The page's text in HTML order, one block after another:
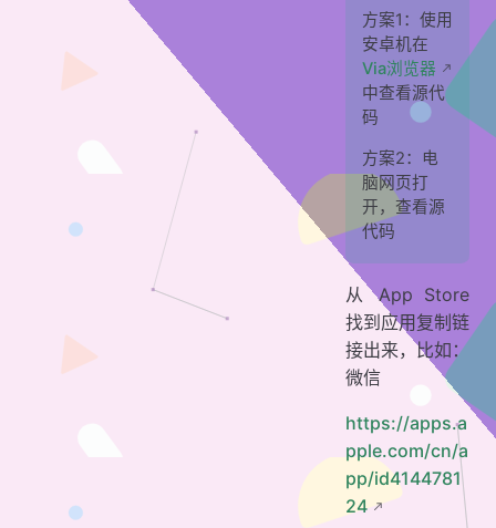
方案1：使用
安卓机在
Via浏览器
中查看源代
码
方案2：电
脑网页打
开，查看源
代码
从 App Store
找到应用复制链
接出来，比如：
微信
https://apps.a
pple.com/cn/a
pp/id4144781
24